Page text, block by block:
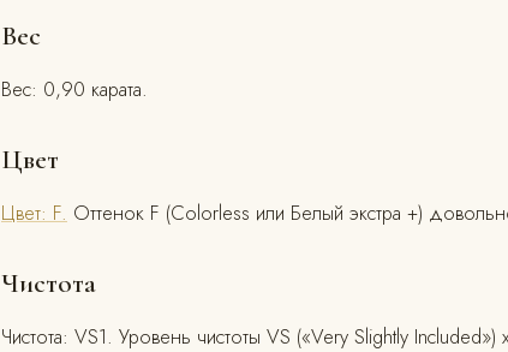
Вес
Вес: 0,90 карата.
Цвет
Цвет: F. Оттенок F (Colorless или Белый экстра +)
Чистота
Чистота: VS1. Уровень чистоты VS («Very Slightly